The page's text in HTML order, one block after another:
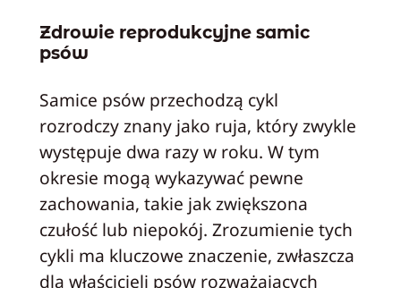
Zdrowie reprodukcyjne samic
psów
Samice psów przechodzą cykl
rozrodczy znany jako ruja, który zwykle
występuje dwa razy w roku. W tym
okresie mogą wykazywać pewne
zachowania, takie jak zwiększona
czułość lub niepokój. Zrozumienie tych
cykli ma kluczowe znaczenie, zwłaszcza
dla właścicieli psów rozważających